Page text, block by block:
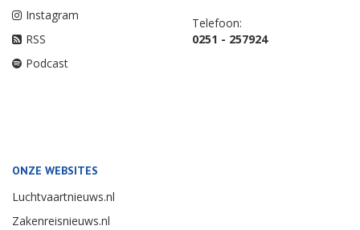
Instagram
RSS
Podcast
Telefoon:
0251 - 257924
ONZE WEBSITES
Luchtvaartnieuws.nl
Zakenreisnieuws.nl